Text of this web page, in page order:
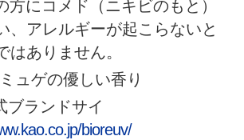
方にコメド（ニキビのもと）
、アレルギーが起こらないと
はありません。
ュゲの優しい香り
ブランドサイ
bioreuv/